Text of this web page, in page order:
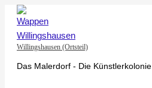
Zum
Inhalt
springen
Willingshausen (Ortsteil)
Das Malerdorf - Die Künstlerkolonie